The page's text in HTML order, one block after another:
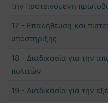
την προτεινόμενη
17 - Επαλήθευση και
υποστήριξης
18 - Διαδικασία για την
πολιτών
19 - Διαδικασία για την